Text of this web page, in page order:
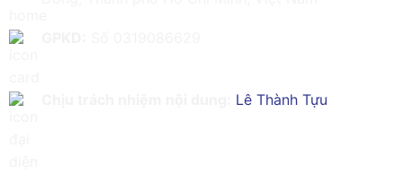
Lê Thành Tựu